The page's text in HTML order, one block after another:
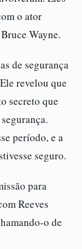
o ator
Wayne.
de segurança
revelou que
secreto que
período, e a
seguro.
para
Reeves
o de